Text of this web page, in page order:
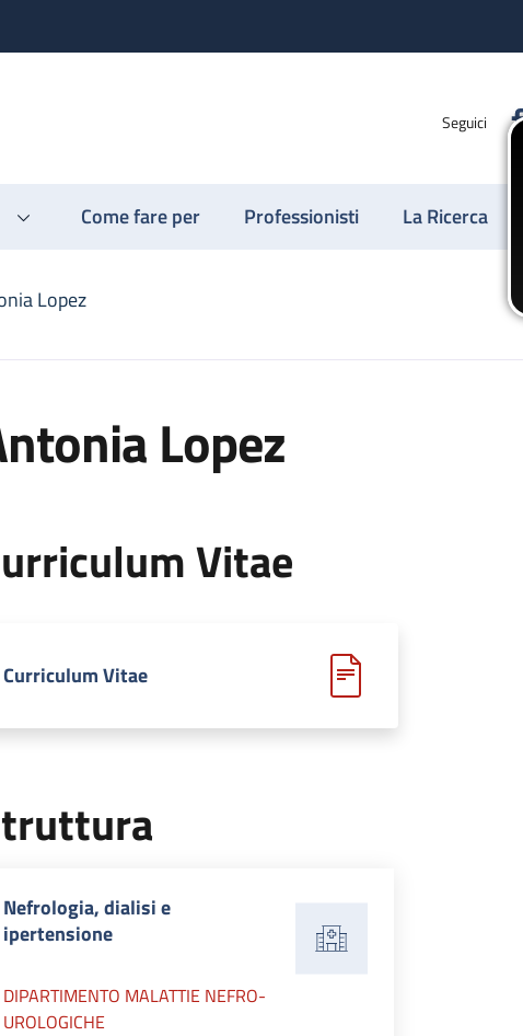
Seguici
Come fare per Professionisti La Ricerca
Lopez
Lopez
Vitae
Curriculum Vitae
Nefrologia, dialisi e
ipertensione
DIPARTIMENTO MALATTIE NEFRO-
UROLOGICHE